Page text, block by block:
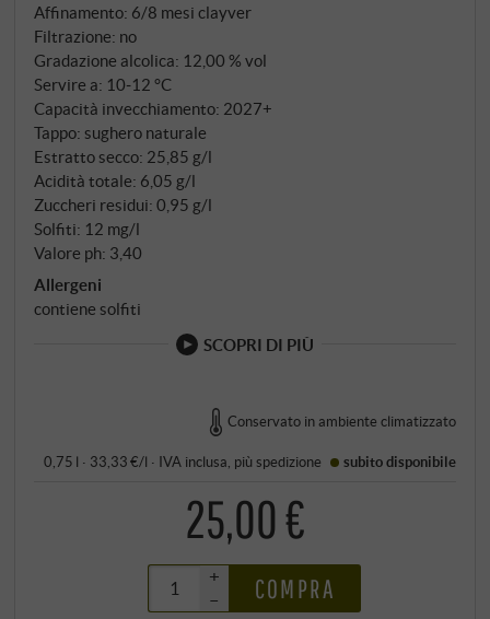
SUPERIORE.DE
Affinamento: 6/8 mesi clayver
Filtrazione: no
Gradazione alcolica: 12,00 % vol
Servire a: 10‑12 °C
Capacità invecchiamento: 2027+
Tappo: sughero naturale
Estratto secco: 25,85 g/l
Acidità totale: 6,05 g/l
Zuccheri residui: 0,95 g/l
Solfiti: 12 mg/l
Valore ph: 3,40
Allergeni
contiene solfiti
SCOPRI DI PIÙ
Conservato in ambiente climatizzato
0,75 l · 33,33 €/l · IVA inclusa , piùspedizione subito disponibile
25,00 €
+
–
COMPRA